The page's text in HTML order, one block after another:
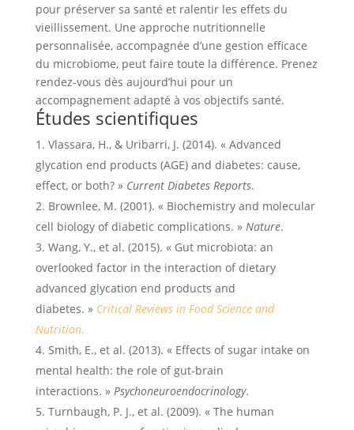
pour préserver sa santé et ralentir les effets du
vieillissement. Une approche nutritionnelle
personnalisée, accompagnée d’une gestion efficace
du microbiome, peut faire toute la différence. Prenez
rendez-vous dès aujourd’hui pour un
accompagnement adapté à vos objectifs santé.
Études scientifiques
Vlassara, H., & Uribarri, J. (2014). « Advanced
glycation end products (AGE) and diabetes: cause,
effect, or both? » Current Diabetes Reports.
Brownlee, M. (2001). « Biochemistry and molecular
cell biology of diabetic complications. » Nature.
Wang, Y., et al. (2015). « Gut microbiota: an
overlooked factor in the interaction of dietary
advanced glycation end products and
diabetes. » Critical Reviews in Food Science and
Nutrition.
Smith, E., et al. (2013). « Effects of sugar intake on
mental health: the role of gut-brain
interactions. » Psychoneuroendocrinology.
Turnbaugh, P. J., et al. (2009). « The human